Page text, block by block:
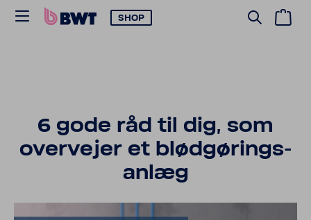
SHOP
6 gode råd til dig, som
over­vejer et blød­gø­rings­
anlæg